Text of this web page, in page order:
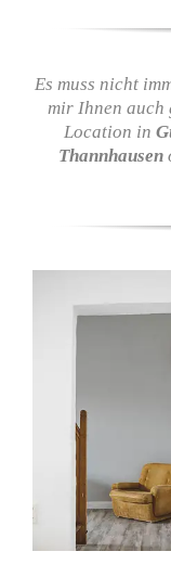
Es muss nicht
mir Ihnen auch
Location in
Thannhausen